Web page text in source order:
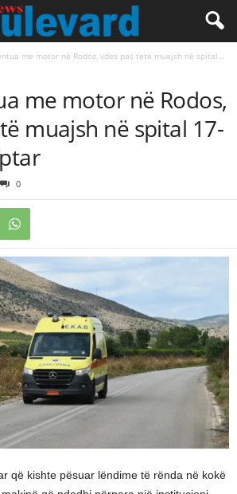
me motor në Rodos, vdes pas tetë muajsh në spital...
me motor në Rodos,
muajsh në spital 17-
0
që kishte pësuar lëndime të rënda në kokë